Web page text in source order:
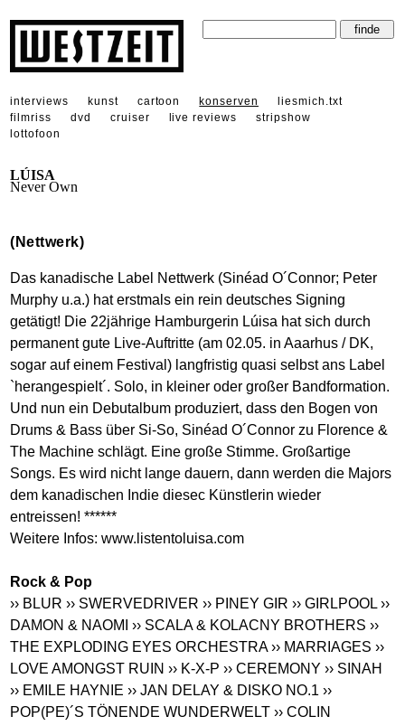
interviews kunst cartoon konserven
liesmich.txt
filmriss
dvd cruiser live reviews
stripshow
lottofoon
LÚISA
Never Own
(Nettwerk)
Das kanadische Label Nettwerk (Sinéad O´Connor; Peter
Murphy u.a.) hat erstmals ein rein deutsches Signing
getätigt! Die 22jährige Hamburgerin Lúisa hat sich durch
permanent gute Live-Auftritte (am 02.05. in Aaarhus / DK,
sogar auf einem Festival) langfristig quasi selbst ans Label
`herangespielt´. Solo, in kleiner oder großer Bandformation.
Und nun ein Debutalbum produziert, dass den Bogen von
Drums & Bass über Si-So, Sinéad O´Connor zu Florence &
The Machine schlägt. Eine große Stimme. Großartige
Songs. Es wird nicht lange dauern, dann werden die Majors
dem kanadischen Indie diesec Künstlerin wieder
entreissen! ******
Weitere Infos:www.listentoluisa.com
Rock & Pop
›› BLUR ›› SWERVEDRIVER ›› PINEY GIR ›› GIRLPOOL ››
DAMON & NAOMI
›› SCALA & KOLACNY BROTHERS ››
THE EXPLODING EYES ORCHESTRA ›› MARRIAGES ››
LOVE AMONGST RUIN ›› K-X-P ›› CEREMONY ›› SINAH
›› EMILE HAYNIE ›› JAN DELAY & DISKO NO.1 ››
POP(PE)´S TÖNENDE WUNDERWELT ›› COLIN